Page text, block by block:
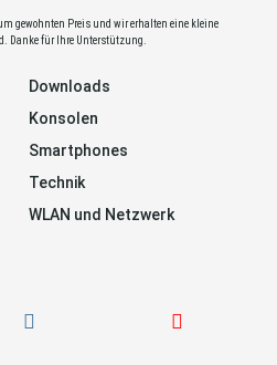
gewohnten Preis und wir erhalten eine kleine
Danke für Ihre Unterstützung.
Downloads
Konsolen
Smartphones
Technik
WLAN und Netzwerk